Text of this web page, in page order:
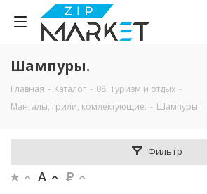
Шампуры.
Главная - Каталог - 08. Туризм и отдых -
Мангалы, грили, комлектующие. - Шампуры.
Фильтр